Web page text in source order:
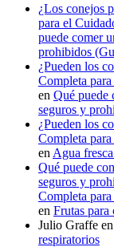
¿Los conejos
para el
puede comer
prohibidos
¿Pueden los
Completa
en Qué puede
seguros y
¿Pueden los
Completa
en Agua
Qué puede
seguros y
Completa
en Frutas para
Julio Graffe en
respiratorios